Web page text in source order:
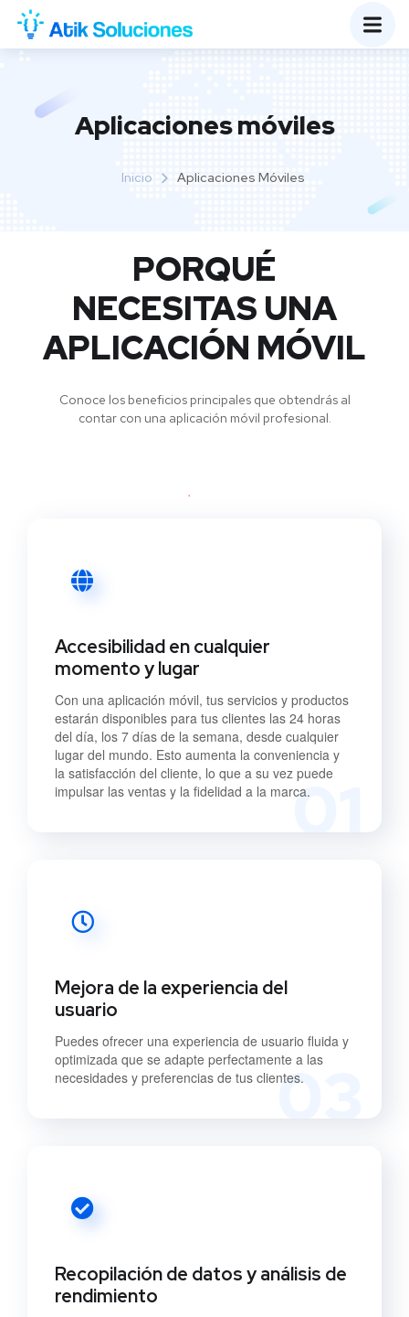
Aplicaciones móviles
Inicio Aplicaciones Móviles
PORQUÉ
NECESITAS UNA
APLICACIÓN MÓVIL
Conoce los beneficios principales que obtendrás al
contar con una aplicación móvil profesional.
01
Accesibilidad en cualquier
momento y lugar
Con una aplicación móvil, tus servicios y productos
estarán disponibles para tus clientes las 24 horas
del día, los 7 días de la semana, desde cualquier
lugar del mundo. Esto aumenta la conveniencia y
la satisfacción del cliente, lo que a su vez puede
impulsar las ventas y la fidelidad a la marca.
03
Mejora de la experiencia del
usuario
Puedes ofrecer una experiencia de usuario fluida y
optimizada que se adapte perfectamente a las
necesidades y preferencias de tus clientes.
Recopilación de datos y análisis de
rendimiento